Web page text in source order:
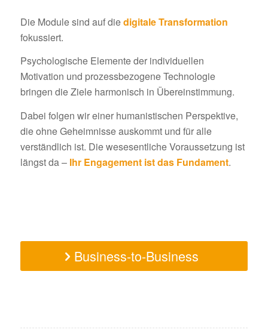
Die Module sind auf diedigitale Transformation
fokussiert.
Psychologische Elemente der individuellen
Motivation und prozessbezogene Technologie
bringen die Ziele harmonisch in Übereinstimmung.
Dabei folgen wir einer humanistischen Perspektive,
die ohne Geheimnisse auskommt und für alle
verständlich ist. Die wesesentliche Voraussetzung ist
längst da – Ihr Engagement ist das Fundament.
Business-to-Business